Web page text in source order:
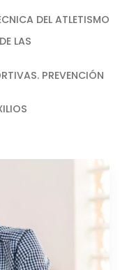
DEL ATLETISMO
LAS
PREVENCIÓN